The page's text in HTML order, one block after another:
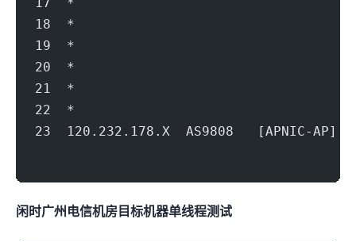
18  *
19  *
20  *
21  *
22  *
23  120.232.178.X  AS9808   [APNIC-AP]
闲时广州电信机房(500Mbps)目标机器 IPERF3单线程测试